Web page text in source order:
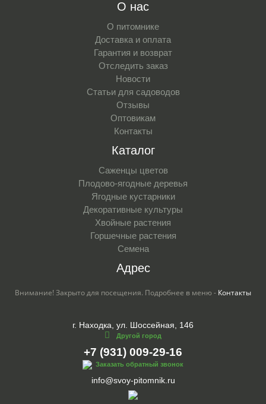
О нас
О питомнике
Доставка и оплата
Гарантия и возврат
Отследить заказ
Новости
Статьи для садоводов
Отзывы
Оптовикам
Контакты
Каталог
Саженцы цветов
Плодово-ягодные деревья
Ягодные кустарники
Декоративные культуры
Хвойные растения
Горшечные растения
Семена
Адрес
Внимание! Закрыто для посещения. Подробнее в меню - Контакты
г. Находка, ул. Шоссейная, 146
Другой город
+7 (931) 009-29-16
Заказать обратный звонок
info@svoy-pitomnik.ru